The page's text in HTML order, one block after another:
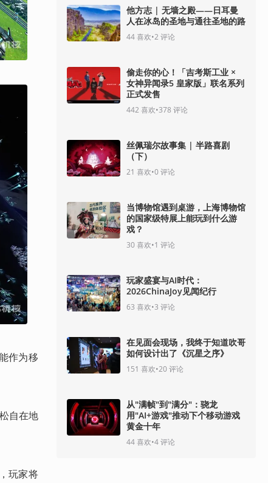
作为移
自在地
玩家将
他方志 | 无墙之殿——日耳曼
人在冰岛的圣地与通往圣地的路
44喜欢•2 评论
偷走你的心！「吉考斯工业 ×
女神异闻录5 皇家版」联名系列
正式发售
442 喜欢•378 评论
丝佩瑞尔故事集 | 半路喜剧
（下）
21 喜欢•0评论
当博物馆遇到桌游，上海博物馆
的国家级特展上能玩到什么游
戏？
30喜欢•1 评论
玩家盛宴与AI时代：
2026ChinaJoy见闻纪行
63 喜欢•3 评论
在见面会现场，我终于知道吹哥
如何设计出了《沉星之序》
151 喜欢•20评论
从"满帧"到"满分"：骁龙
用"AI+游戏"推动下个移动游戏
黄金十年
44喜欢•4评论